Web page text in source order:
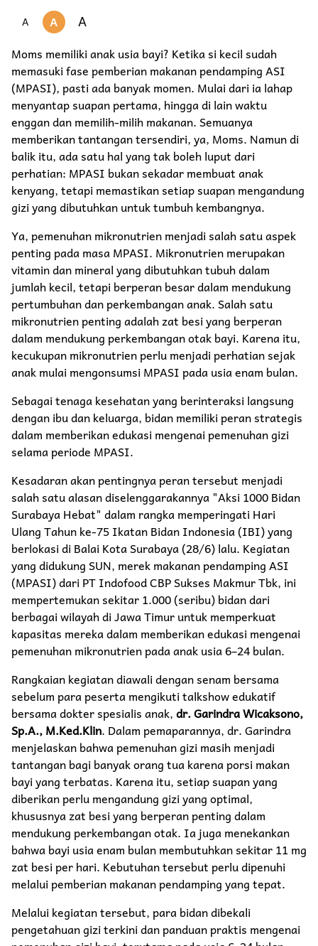
A A A
Moms memiliki anak usia bayi? Ketika si kecil sudah
memasuki fase pemberian makanan pendamping ASI
(MPASI), pasti ada banyak momen. Mulai dari ia lahap
menyantap suapan pertama, hingga di lain waktu
enggan dan memilih-milih makanan. Semuanya
memberikan tantangan tersendiri, ya, Moms. Namun di
balik itu, ada satu hal yang tak boleh luput dari
perhatian: MPASI bukan sekadar membuat anak
kenyang, tetapi memastikan setiap suapan mengandung
gizi yang dibutuhkan untuk tumbuh kembangnya.
Ya, pemenuhan mikronutrien menjadi salah satu aspek
penting pada masa MPASI. Mikronutrien merupakan
vitamin dan mineral yang dibutuhkan tubuh dalam
jumlah kecil, tetapi berperan besar dalam mendukung
pertumbuhan dan perkembangan anak. Salah satu
mikronutrien penting adalah zat besi yang berperan
dalam mendukung perkembangan otak bayi. Karena itu,
kecukupan mikronutrien perlu menjadi perhatian sejak
anak mulai mengonsumsi MPASI pada usia enam bulan.
Sebagai tenaga kesehatan yang berinteraksi langsung
dengan ibu dan keluarga, bidan memiliki peran strategis
dalam memberikan edukasi mengenai pemenuhan gizi
selama periode MPASI.
Kesadaran akan pentingnya peran tersebut menjadi
salah satu alasan diselenggarakannya "Aksi 1000 Bidan
Surabaya Hebat" dalam rangka memperingati Hari
Ulang Tahun ke-75 Ikatan Bidan Indonesia (IBI) yang
berlokasi di Balai Kota Surabaya (28/6) lalu. Kegiatan
yang didukung SUN, merek makanan pendamping ASI
(MPASI) dari PT Indofood CBP Sukses Makmur Tbk, ini
mempertemukan sekitar 1.000 (seribu) bidan dari
berbagai wilayah di Jawa Timur untuk memperkuat
kapasitas mereka dalam memberikan edukasi mengenai
pemenuhan mikronutrien pada anak usia 6–24 bulan.
Rangkaian kegiatan diawali dengan senam bersama
sebelum para peserta mengikuti talkshow edukatif
bersama dokter spesialis anak,dr. Garindra Wicaksono,
Sp.A., M.Ked.Klin. Dalam pemaparannya, dr. Garindra
menjelaskan bahwa pemenuhan gizi masih menjadi
tantangan bagi banyak orang tua karena porsi makan
bayi yang terbatas. Karena itu, setiap suapan yang
diberikan perlu mengandung gizi yang optimal,
khususnya zat besi yang berperan penting dalam
mendukung perkembangan otak. Ia juga menekankan
bahwa bayi usia enam bulan membutuhkan sekitar 11 mg
zat besi per hari. Kebutuhan tersebut perlu dipenuhi
melalui pemberian makanan pendamping yang tepat.
Melalui kegiatan tersebut, para bidan dibekali
pengetahuan gizi terkini dan panduan praktis mengenai